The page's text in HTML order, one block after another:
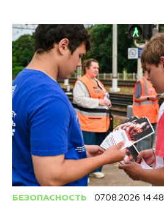
БЕЗОПАСНОСТЬ 07.08.2026 14:48